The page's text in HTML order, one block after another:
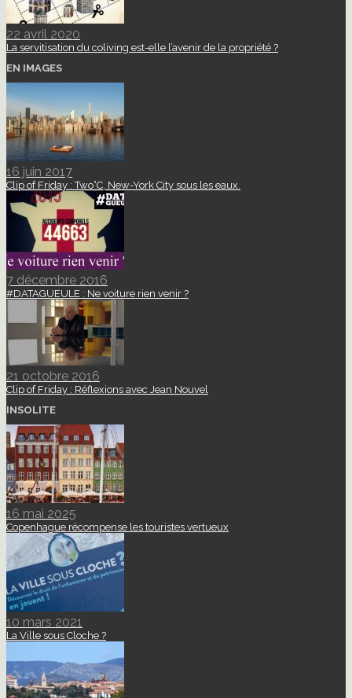
22 avril 2020
La servitisation du coliving est-elle l’avenir de la propriété ?
EN IMAGES
16 juin 2017
Clip of Friday : Two°C, New-York City sous les eaux.
7 décembre 2016
#DATAGUEULE : Ne voiture rien venir ?
21 octobre 2016
Clip of Friday : Réflexions avec Jean Nouvel
INSOLITE
16 mai 2025
Copenhague récompense les touristes vertueux
10 mars 2021
La Ville sous Cloche ?